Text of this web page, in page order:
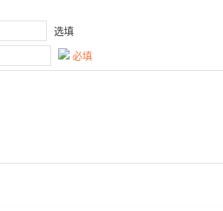
选填
必填